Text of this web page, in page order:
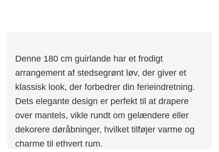
Denne 180 cm guirlande har et frodigt
arrangement af stedsegrønt løv, der giver et
klassisk look, der forbedrer din ferieindretning.
Dets elegante design er perfekt til at drapere
over mantels, vikle rundt om gelændere eller
dekorere døråbninger, hvilket tilføjer varme og
charme til ethvert rum.